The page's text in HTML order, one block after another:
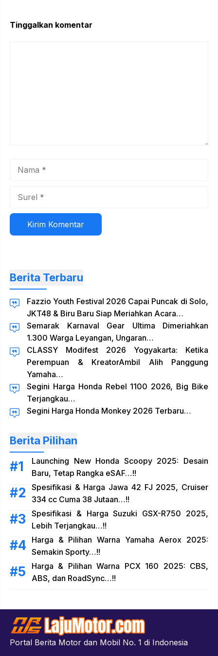
Tinggalkan komentar
Situs
web
Berita Terbaru
Fazzio Youth Festival 2026 Capai Puncak di Solo,
JKT48 & Biru Baru Siap Meriahkan Acara…
Semarak Karnaval Gear Ultima Dimeriahkan
1.300 Warga Leyangan, Ungaran…
CLASSY Modifest 2026 Yogyakarta: Ketika
Perempuan & KreatorAmbil Alih Panggung
Yamaha…
Segini Harga Honda Rebel 1100 2026, Big Bike
Terjangkau…
Segini Harga Honda Monkey 2026 Terbaru…
Berita Pilihan
Launching New Honda Scoopy 2025: Desain
Baru, Tetap Rangka eSAF…!!
Spesifikasi & Harga Jawa 42 FJ 2025, Cruiser
334 cc Cuma 38 Jutaan…!!
Spesifikasi & Harga Suzuki GSX-R750 2025,
Lebih Terjangkau…!!
Harga & Pilihan Warna Yamaha Aerox 2025:
Semakin Sporty…!!
Harga & Pilihan Warna PCX 160 2025: CBS,
ABS, dan RoadSync…!!
Portal Berita Motor dan Mobil No. 1 di Indonesia